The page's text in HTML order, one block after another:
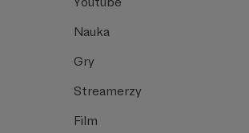
Nauka
Gry
Streamerzy
Film